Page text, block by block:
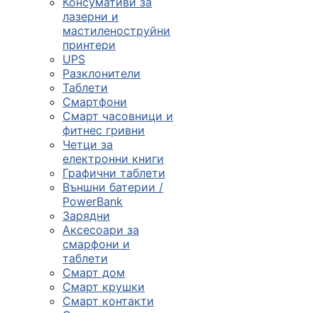
лазерни и
мастиленоструйни
принтери
UPS
Разклонители
Таблети
Смартфони
Смарт часовници и
фитнес гривни
Четци за
електронни книги
Графични таблети
Външни батерии /
PowerBank
Зарядни
Аксесоари за
смарфони и
таблети
Смарт дом
Смарт крушки
Смарт контакти